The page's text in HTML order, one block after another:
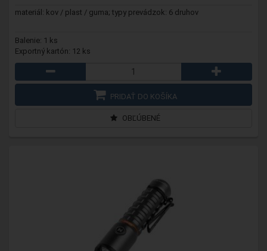
materiál: kov / plast / guma; typy prevádzok: 6 druhov
Balenie: 1 ks
Exportný kartón: 12 ks
PRIDAŤ DO KOŠÍKA
OBĽÚBENÉ